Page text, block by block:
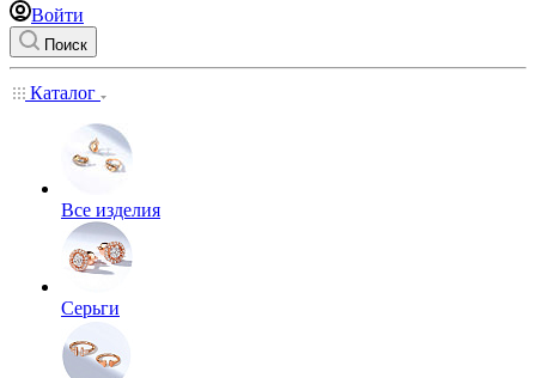
Войти
Поиск
Каталог
Все изделия
Серьги